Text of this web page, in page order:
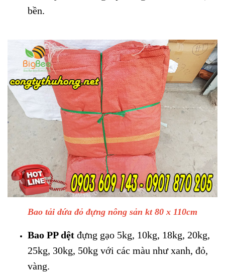
bền.
Bao tải dứa đỏ đựng nông sản kt 80 x 110cm
Bao PP dệt đựng gạo 5kg, 10kg, 18kg, 20kg,
25kg, 30kg, 50kg với các màu như xanh, đỏ,
vàng.